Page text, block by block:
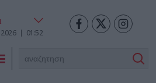
2026 01:52